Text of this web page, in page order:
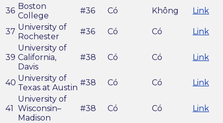
36 Boston
College
#36 Có Không Link
37 University of
Rochester
#36 Có Có Link
39
University of
California,
Davis
#38 Có Có Link
40 University of
Texas at Austin
#38 Có Có Link
41
University of
Wisconsin–
Madison
#38 Có Có Link